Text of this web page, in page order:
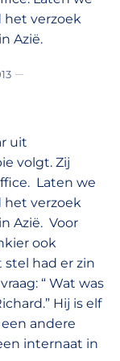
het verzoek
Azië.
uit
volgt. Zij
Laten we
het verzoek
Azië. Voor
ook
had er zin
“ Wat was
Hij is elf
andere
internaat in